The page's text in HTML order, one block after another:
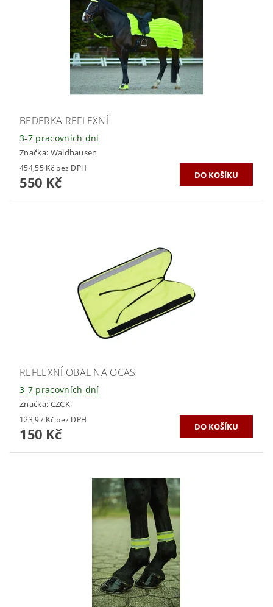
BEDERKA REFLEXNÍ
3-7 pracovních dní
Značka: Waldhausen
454,55 Kč bez DPH
550 Kč
REFLEXNÍ OBAL NA OCAS
3-7 pracovních dní
Značka: CZCK
123,97 Kč bez DPH
150 Kč